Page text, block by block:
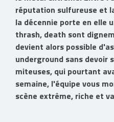
réputation sulfureuse et
la décennie porte en elle
thrash, death sont
devient alors possible
underground sans devoir
miteuses, qui pourtant
semaine, l'équipe vous
scène extrême, riche et